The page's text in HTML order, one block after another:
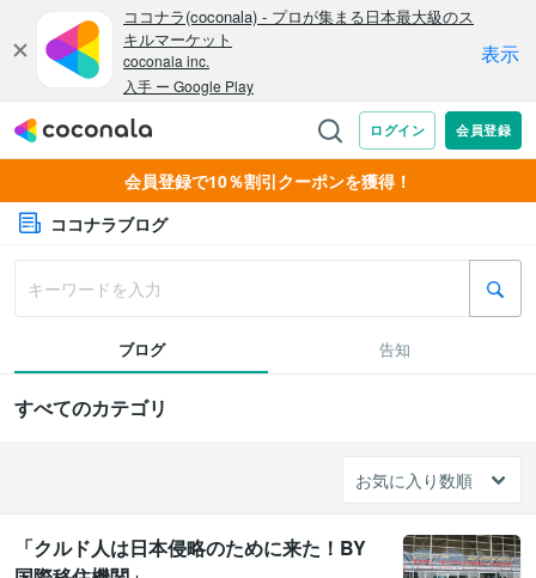
会員登録で10％割引クーポンを獲得！
ココナラブログ
ブログ 告知
すべてのカテゴリ
「クルド人は日本侵略のために来た！BY